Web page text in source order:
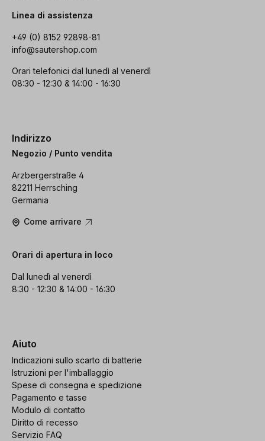
Linea di assistenza
+49 (0) 8152 92898-81
info@sautershop.com
Orari telefonici dal lunedì al venerdì
08:30 - 12:30 & 14:00 - 16:30
Indirizzo
Negozio / Punto vendita
Arzbergerstraße 4
82211 Herrsching
Germania
Come arrivare
Orari di apertura in loco
Dal lunedì al venerdì
8:30 - 12:30 & 14:00 - 16:30
Aiuto
Indicazioni sullo scarto di batterie
Istruzioni per l'imballaggio
Spese di consegna e spedizione
Pagamento e tasse
Modulo di contatto
Diritto di recesso
Servizio FAQ